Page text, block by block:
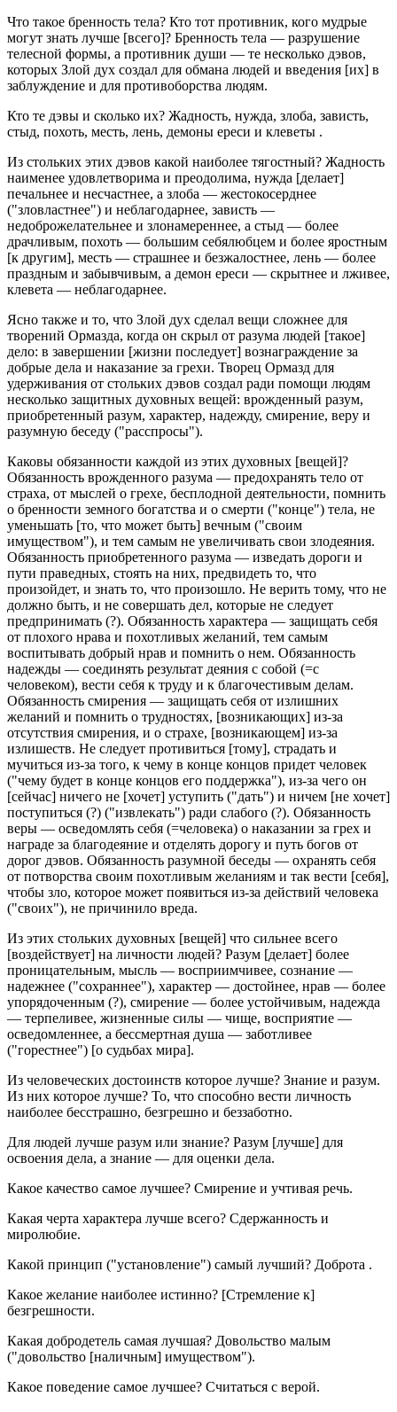
Что такое бренность тела? Кто тот противник, кого мудрые
могут знать лучше [всего]? Бренность тела — разрушение
телесной формы, а противник души — те несколько дэвов,
которых Злой дух создал для обмана людей и введения [их] в
заблуждение и для противоборства людям.
Кто те дэвы и сколько их? Жадность, нужда, злоба, зависть,
стыд, похоть, месть, лень, демоны ереси и клеветы .
Из стольких этих дэвов какой наиболее тягостный? Жадность
наименее удовлетворима и преодолима, нужда [делает]
печальнее и несчастнее, а злоба — жестокосерднее
("зловластнее") и неблагодарнее, зависть —
недоброжелательнее и злонамереннее, а стыд — более
драчливым, похоть — большим себялюбцем и более яростным
[к другим], месть — страшнее и безжалостнее, лень — более
праздным и забывчивым, а демон ереси — скрытнее и лживее,
клевета — неблагодарнее.
Ясно также и то, что Злой дух сделал вещи сложнее для
творений Ормазда, когда он скрыл от разума людей [такое]
дело: в завершении [жизни последует] вознаграждение за
добрые дела и наказание за грехи. Творец Ормазд для
удерживания от стольких дэвов создал ради помощи людям
несколько защитных духовных вещей: врожденный разум,
приобретенный разум, характер, надежду, смирение, веру и
разумную беседу ("расспросы").
Каковы обязанности каждой из этих духовных [вещей]?
Обязанность врожденного разума — предохранять тело от
страха, от мыслей о грехе, бесплодной деятельности, помнить
о бренности земного богатства и о смерти ("конце") тела, не
уменьшать [то, что может быть] вечным ("своим
имуществом"), и тем самым не увеличивать свои злодеяния.
Обязанность приобретенного разума — изведать дороги и
пути праведных, стоять на них, предвидеть то, что
произойдет, и знать то, что произошло. Не верить тому, что не
должно быть, и не совершать дел, которые не следует
предпринимать (?). Обязанность характера — защищать себя
от плохого нрава и похотливых желаний, тем самым
воспитывать добрый нрав и помнить о нем. Обязанность
надежды — соединять результат деяния с собой (=с
человеком), вести себя к труду и к благочестивым делам.
Обязанность смирения — защищать себя от излишних
желаний и помнить о трудностях, [возникающих] из-за
отсутствия смирения, и о страхе, [возникающем] из-за
излишеств. Не следует противиться [тому], страдать и
мучиться из-за того, к чему в конце концов придет человек
("чему будет в конце концов его поддержка"), из-за чего он
[сейчас] ничего не [хочет] уступить ("дать") и ничем [не хочет]
поступиться (?) ("извлекать") ради слабого (?). Обязанность
веры — осведомлять себя (=человека) о наказании за грех и
награде за благодеяние и отделять дорогу и путь богов от
дорог дэвов. Обязанность разумной беседы — охранять себя
от потворства своим похотливым желаниям и так вести [себя],
чтобы зло, которое может появиться из-за действий человека
("своих"), не причинило вреда.
Из этих стольких духовных [вещей] что сильнее всего
[воздействует] на личности людей? Разум [делает] более
проницательным, мысль — восприимчивее, сознание —
надежнее ("сохраннее"), характер — достойнее, нрав — более
упорядоченным (?), смирение — более устойчивым, надежда
— терпеливее, жизненные силы — чище, восприятие —
осведомленнее, а бессмертная душа — заботливее
("горестнее") [о судьбах мира].
Из человеческих достоинств которое лучше? Знание и разум.
Из них которое лучше? То, что способно вести личность
наиболее бесстрашно, безгрешно и беззаботно.
Для людей лучше разум или знание? Разум [лучше] для
освоения дела, а знание — для оценки дела.
Какое качество самое лучшее? Смирение и учтивая речь.
Какая черта характера лучше всего? Сдержанность и
миролюбие.
Какой принцип ("установление") самый лучший? Доброта .
Какое желание наиболее истинно? [Стремление к]
безгрешности.
Какая добродетель самая лучшая? Довольство малым
("довольство [наличным] имуществом").
Какое поведение самое лучшее? Считаться с верой.